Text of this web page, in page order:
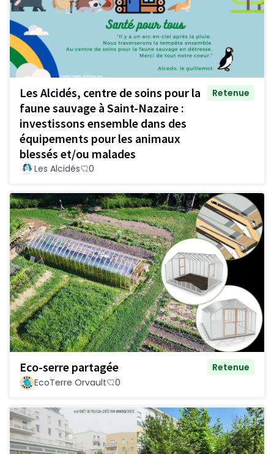
Les Alcidés, centre de soins pour la
faune sauvage à Saint-Nazaire :
investissons ensemble dans des
équipements pour les animaux
blessés et/ou malades
Retenue
Les Alcidés 0
Eco-serre partagée
Retenue
EcoTerre Orvault
0